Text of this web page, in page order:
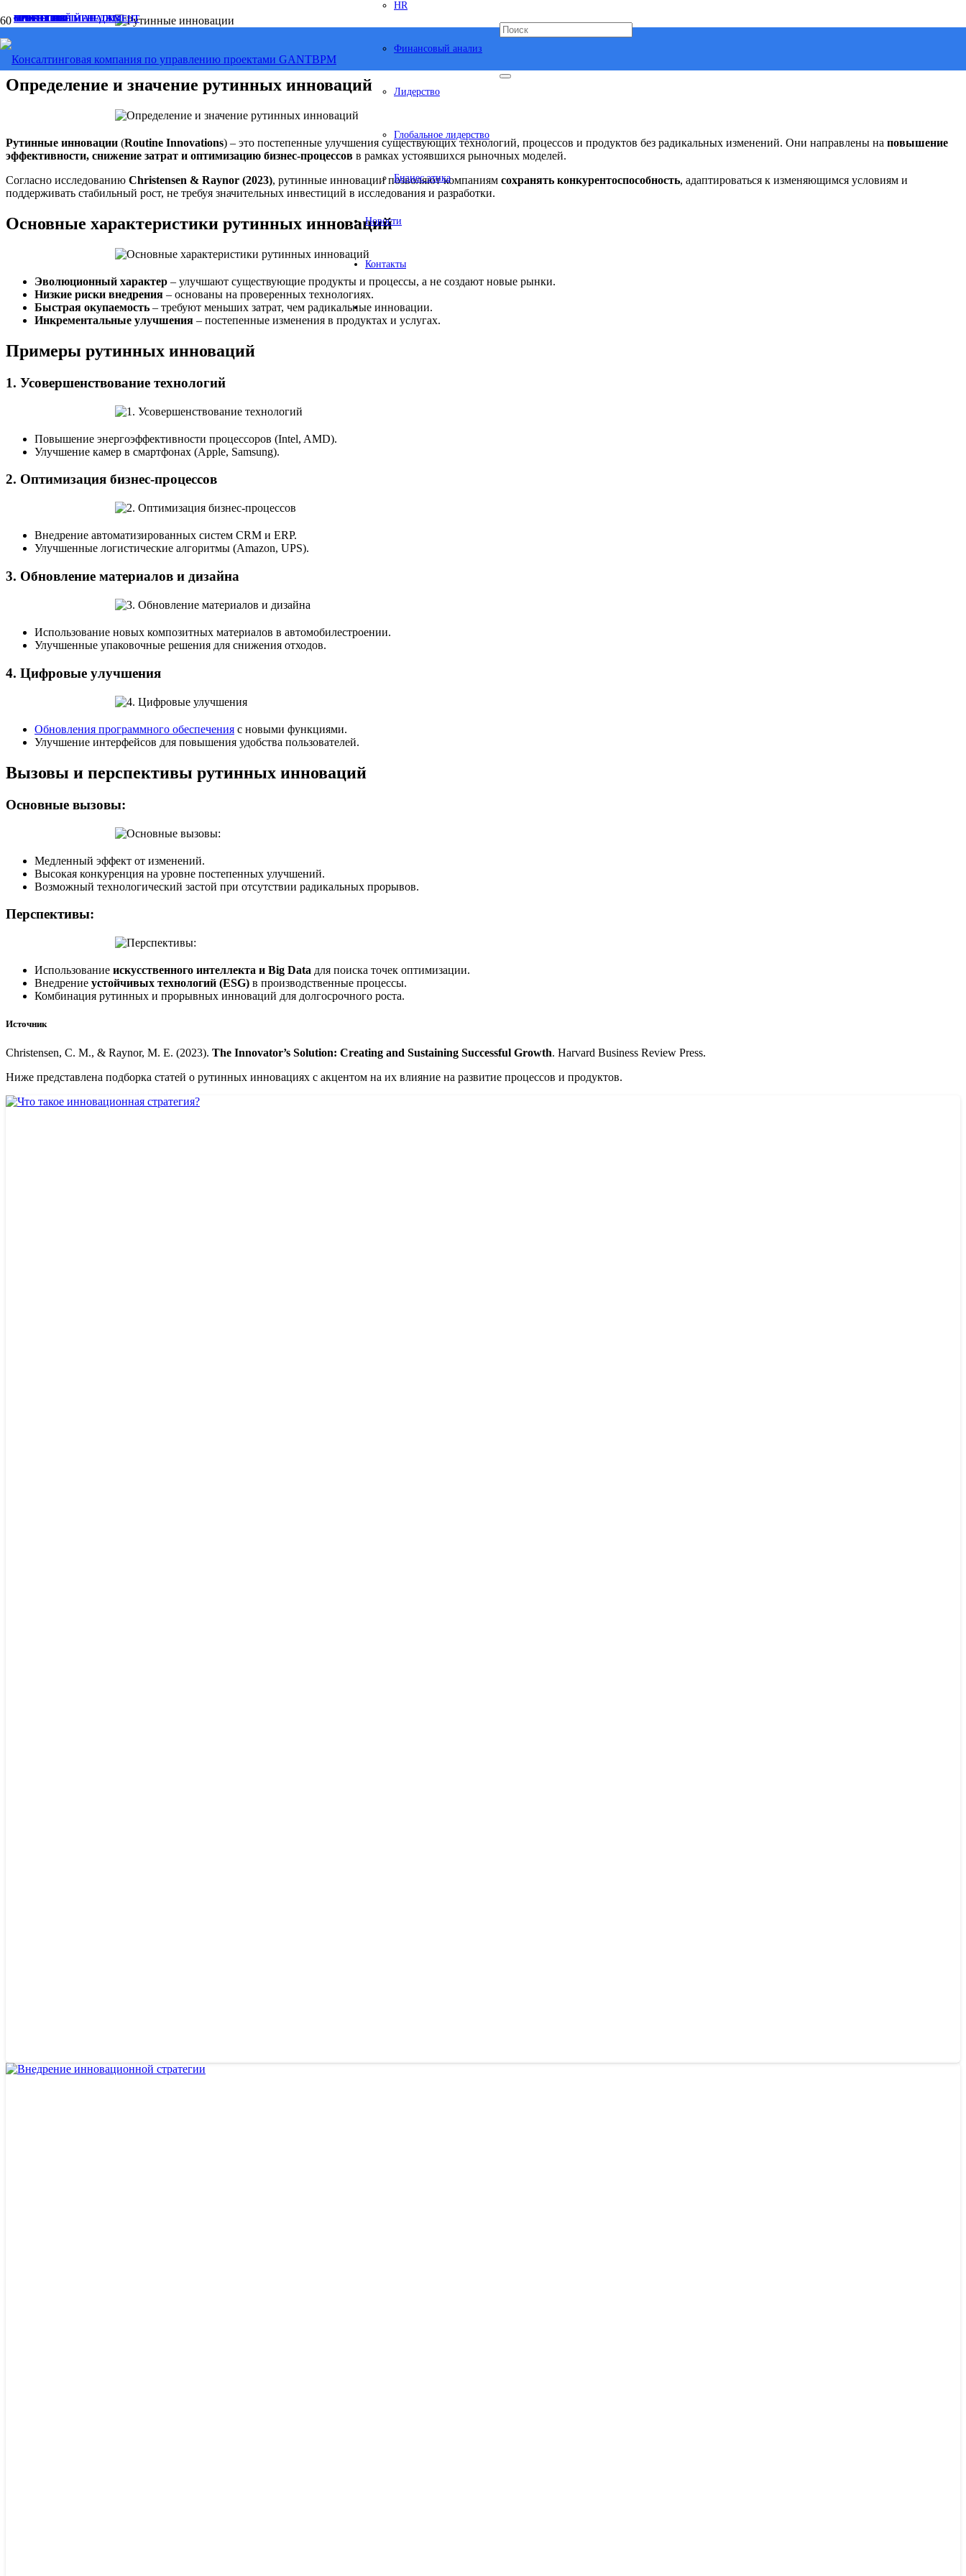
HR
Финансовый анализ
Лидерство
Глобальное лидерство
Бизнес этика
Новости
Контакты
Рутинные инновации
Определение и значение рутинных инноваций
Рутинные инновации (Routine Innovations) – это постепенные улучшения существующих технологий, процессов и продуктов без радикальных изменений. Они направлены на повышение
эффективности, снижение затрат и оптимизацию бизнес-процессов в рамках устоявшихся рыночных моделей.
Согласно исследованию Christensen & Raynor (2023), рутинные инновации позволяют компаниям сохранять конкурентоспособность, адаптироваться к изменяющимся условиям и
поддерживать стабильный рост, не требуя значительных инвестиций в исследования и разработки.
Основные характеристики рутинных инноваций
Эволюционный характер – улучшают существующие продукты и процессы, а не создают новые рынки.
Низкие риски внедрения – основаны на проверенных технологиях.
Быстрая окупаемость – требуют меньших затрат, чем радикальные инновации.
Инкрементальные улучшения – постепенные изменения в продуктах и услугах.
Примеры рутинных инноваций
1. Усовершенствование технологий
Повышение энергоэффективности процессоров (Intel, AMD).
Улучшение камер в смартфонах (Apple, Samsung).
2. Оптимизация бизнес-процессов
Внедрение автоматизированных систем CRM и ERP.
Улучшенные логистические алгоритмы (Amazon, UPS).
3. Обновление материалов и дизайна
Использование новых композитных материалов в автомобилестроении.
Улучшенные упаковочные решения для снижения отходов.
4. Цифровые улучшения
Обновления программного обеспечения с новыми функциями.
Улучшение интерфейсов для повышения удобства пользователей.
Вызовы и перспективы рутинных инноваций
Основные вызовы:
Медленный эффект от изменений.
Высокая конкуренция на уровне постепенных улучшений.
Возможный технологический застой при отсутствии радикальных прорывов.
Перспективы:
Использование искусственного интеллекта и Big Data для поиска точек оптимизации.
Внедрение устойчивых технологий (ESG) в производственные процессы.
Комбинация рутинных и прорывных инноваций для долгосрочного роста.
Источник
Christensen, C. M., & Raynor, M. E. (2023). The Innovator’s Solution: Creating and Sustaining Successful Growth. Harvard Business Review Press.
Ниже представлена подборка статей о рутинных инновациях с акцентом на их влияние на развитие процессов и продуктов.
СТРАТЕГИЯ
СТРАТЕГИЯ
ПРОЕКТНЫЙ МЕНЕДЖМЕНТ
ФИНАНСОВЫЙ АНАЛИЗ
МАРКЕТИНГ